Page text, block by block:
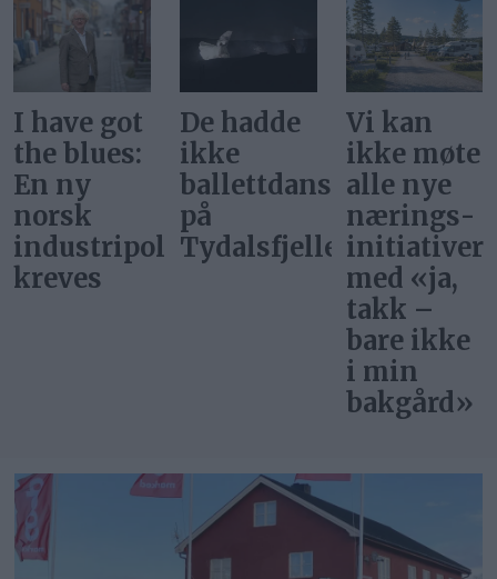
De hadde
ikke
ballettdansere
på
Tydalsfjellet
Vi kan
ikke møte
alle nye
nærings­
initiativer
Svar på
«Gi alle
barn en
rettferdig
start»